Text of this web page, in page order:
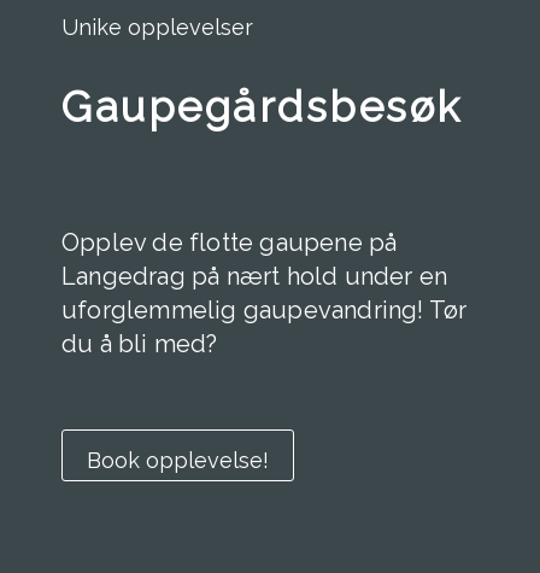
Unike opplevelser
Gaupegårdsbesøk
Opplev de flotte gaupene på
Langedrag på nært hold under en
uforglemmelig gaupevandring! Tør
du å bli med?
Book opplevelse!